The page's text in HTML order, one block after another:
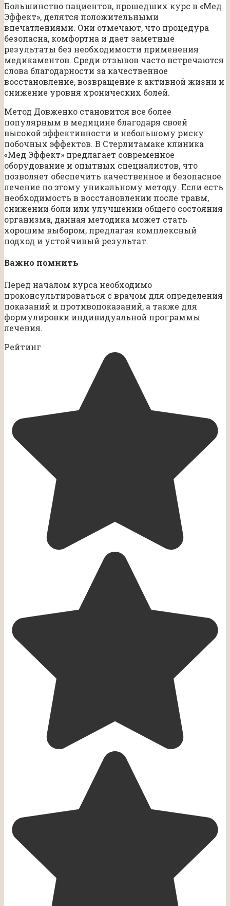
Большинство пациентов, прошедших курс в «Мед
Эффект», делятся положительными
впечатлениями. Они отмечают, что процедура
безопасна, комфортна и дает заметные
результаты без необходимости применения
медикаментов. Среди отзывов часто встречаются
слова благодарности за качественное
восстановление, возвращение к активной жизни и
снижение уровня хронических болей.
Метод Довженко становится все более
популярным в медицине благодаря своей
высокой эффективности и небольшому риску
побочных эффектов. В Стерлитамаке клиника
«Мед Эффект» предлагает современное
оборудование и опытных специалистов, что
позволяет обеспечить качественное и безопасное
лечение по этому уникальному методу. Если есть
необходимость в восстановлении после травм,
снижении боли или улучшении общего состояния
организма, данная методика может стать
хорошим выбором, предлагая комплексный
подход и устойчивый результат.
Важно помнить
Перед началом курса необходимо
проконсультироваться с врачом для определения
показаний и противопоказаний, а также для
формулировки индивидуальной программы
лечения.
Рейтинг